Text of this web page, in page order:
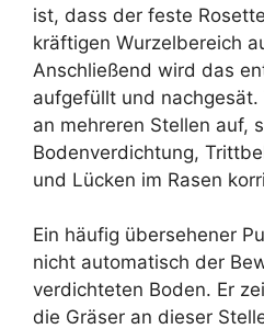
ist, dass der feste
kräftigen Wurzelbereich
Anschließend wird das
aufgefüllt und
an mehreren Stellen auf,
Bodenverdichtung,
und Lücken im Rasen
Ein häufig übersehener
nicht automatisch der
verdichteten Boden. Er
die Gräser an dieser